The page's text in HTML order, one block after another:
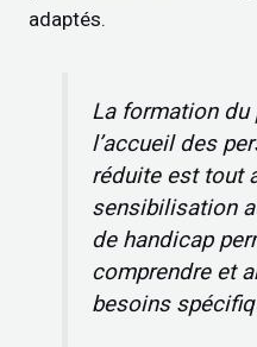
adaptés.
La formation du
l’accueil des
réduite est tout
sensibilisation
de handicap
comprendre et
besoins